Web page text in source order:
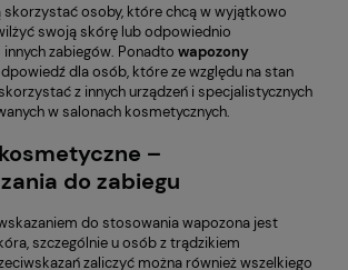
skorzystać osoby, które chcą w wyjątkowo
swoją skórę lub odpowiednio
zabiegów. Ponadto wapozony
dla osób, które ze względu na stan
z innych urządzeń i specjalistycznych
w salonach kosmetycznych.
–
do zabiegu
do stosowania wapozona jest
szczególnie u osób z trądzikiem
zaliczyć można również wszelkiego